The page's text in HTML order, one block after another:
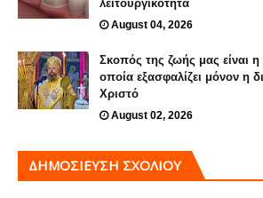
λειτουργικότητα
August 04, 2026
Σκοπός της ζωής μας είναι
οποία εξασφαλίζει μόνον η
Χριστό
August 02, 2026
ΔΗΜΟΣΊΕΥΣΗ ΣΧΟΛΊΟΥ